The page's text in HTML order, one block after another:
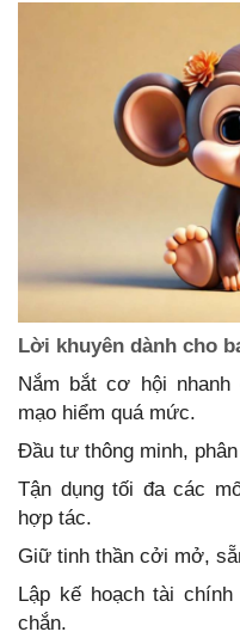
Lời khuyên dành cho
Nắm bắt cơ hội nhanh
mạo hiểm quá mức.
Đầu tư thông minh,
Tận dụng tối đa các
hợp tác.
Giữ tinh thần cởi mở,
Lập kế hoạch tài
chắn.